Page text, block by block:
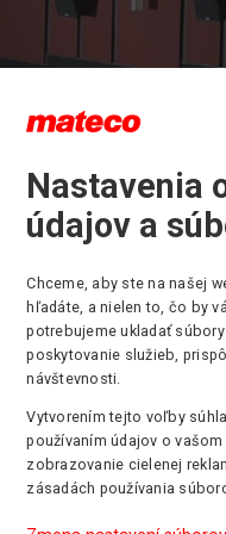
pre
je na prvom
ajškoleniepre bezpečnú
vysokozdvižných
oprávnenia, ktoré
obsluhy
plošín,
užitočné informácie od
Nastavenia
údajov a
Chceme, aby ste na našej
hľadáte, a nielen to, čo by
potrebujeme ukladať
poskytovanie služieb,
návštevnosti.
Vytvorením tejto voľby
používaním údajov o
zobrazovanie cielenej
zásadách používania